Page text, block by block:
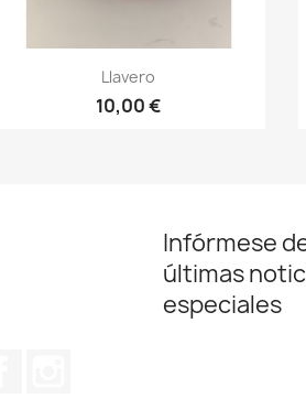
Vista rápida
Llavero
10,00 €
Infórmese
últimas
especiales